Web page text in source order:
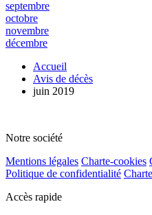
septembre
octobre
novembre
décembre
Accueil
Avis de décès
juin 2019
Notre société
Mentions légales Charte-cookies
Politique de confidentialité
Accès rapide